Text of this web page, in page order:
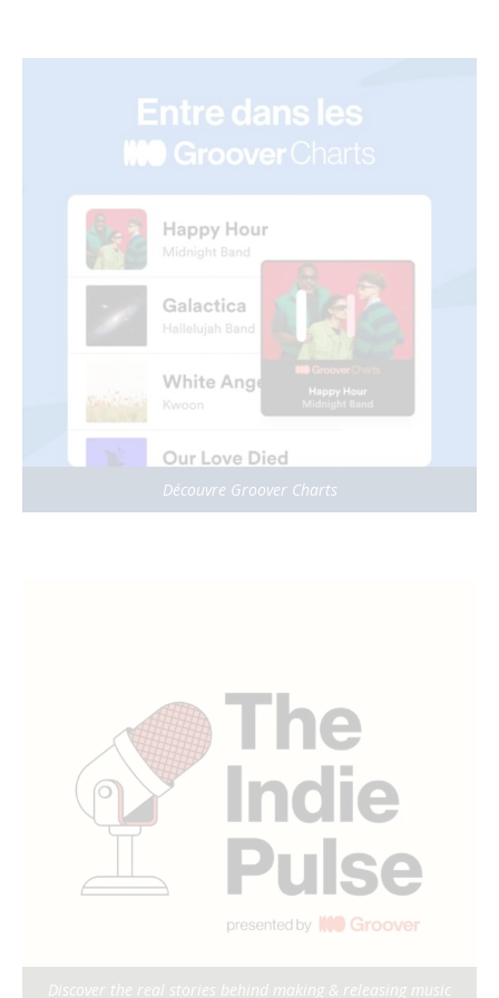
Découvre Groover Charts
Discover the real stories behind making & releasing music